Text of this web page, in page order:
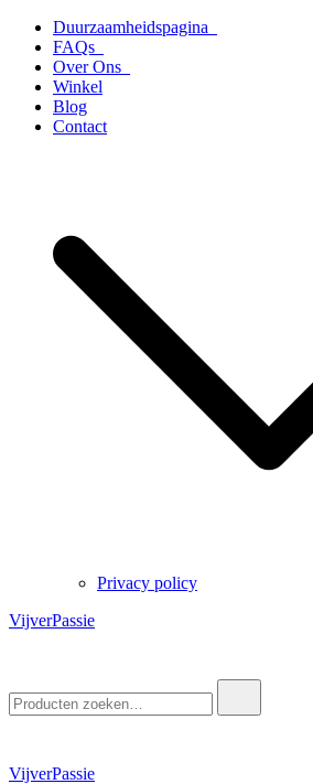
naar
inhoud
Duurzaamheidspagina
FAQs
Over Ons
Winkel
Blog
Contact
Privacy policy
VijverPassie
naar:
VijverPassie